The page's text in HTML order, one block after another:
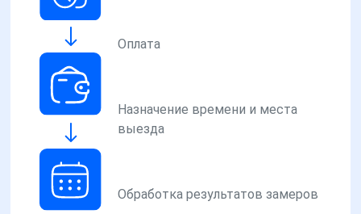
Оплата
Назначение времени и места
выезда
Обработка результатов замеров